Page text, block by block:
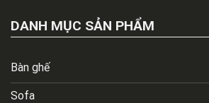
DANH MỤC SẢN PHẨM
Bàn ghế
Sofa